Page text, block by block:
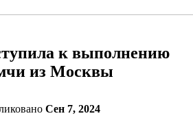
к выполнению
из Москвы
Сен 7, 2024